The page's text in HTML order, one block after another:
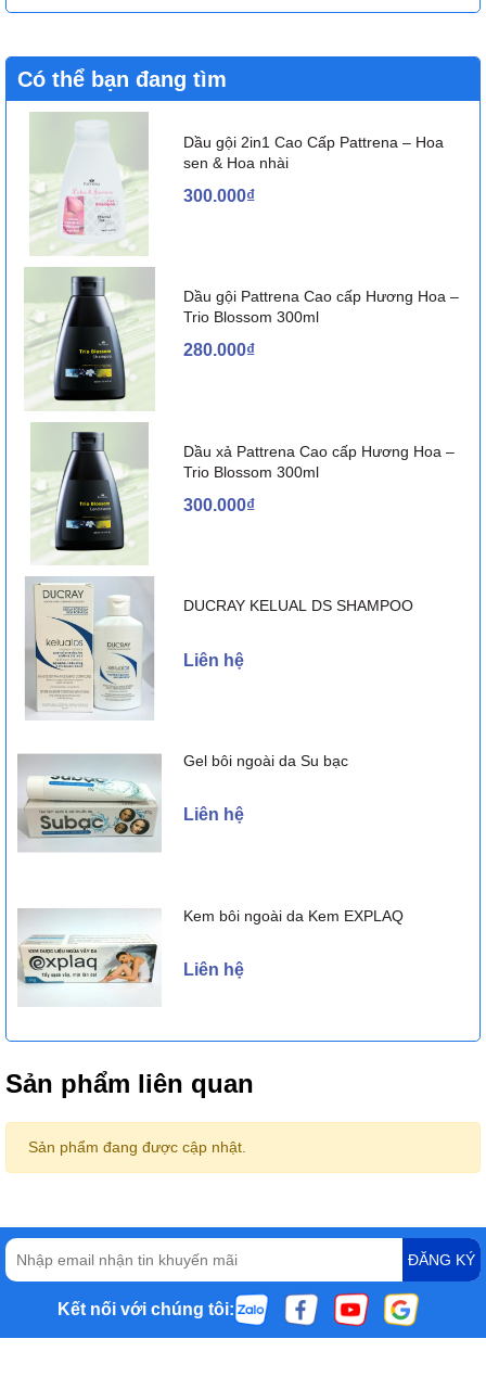
Có thể bạn đang tìm
Dầu gội 2in1 Cao Cấp Pattrena – Hoa
sen & Hoa nhài
300.000₫
Dầu gội Pattrena Cao cấp Hương Hoa –
Trio Blossom 300ml
280.000₫
Dầu xả Pattrena Cao cấp Hương Hoa –
Trio Blossom 300ml
300.000₫
DUCRAY KELUAL DS SHAMPOO
Liên hệ
Gel bôi ngoài da Su bạc
Liên hệ
Kem bôi ngoài da Kem EXPLAQ
Liên hệ
Sản phẩm liên quan
Sản phẩm đang được cập nhật.
ĐĂNG KÝ
Kết nối với chúng tôi: